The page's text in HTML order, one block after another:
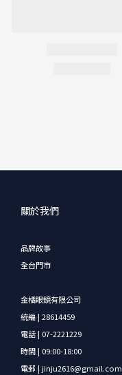
關於我們
品牌故事
全台門市
金橘眼鏡有限公司
統編 | 28614459
電話 | 07-2221229
時間 | 09:00-18:00
電郵 | jinju2616@gmail.com